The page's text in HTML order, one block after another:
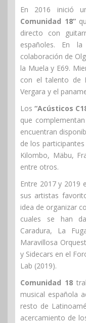
En 2016 inició
Comunidad 18”
directo con
españoles. En
colaboración de
la Muela y E69.
con el talento de
Vergara y el
Los“Acústicos
que
encuentran
de los
Kilombo, Mäbu,
entre otros.
Entre 2017 y 2019
sus artistas
idea de organizar
cuales se han
Caradura, La
Maravillosa
y Sidecars en el
Lab (2019).
Comunidad 18
musical española
resto de
acercamiento de